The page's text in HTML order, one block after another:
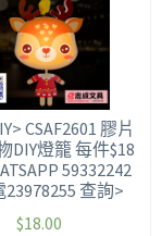
CSAF2601 膠片
DIY燈籠 每件$18
59332242
查詢>
$18.00